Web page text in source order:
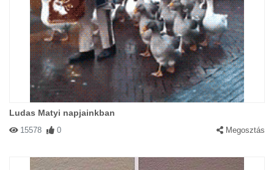
Ludas Matyi napjainkban
15578 0 Megosztás